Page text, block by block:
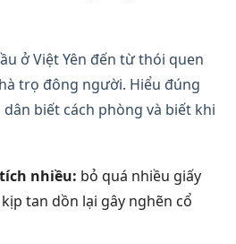
ở Việt Yên đến từ thói quen
trọ đông người. Hiểu đúng
biết cách phòng và biết khi
nhiều: bỏ quá nhiều giấy
tan dồn lại gây nghẽn cổ